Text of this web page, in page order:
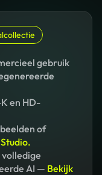
gebruik
en HD-
of
AI — Bekijk